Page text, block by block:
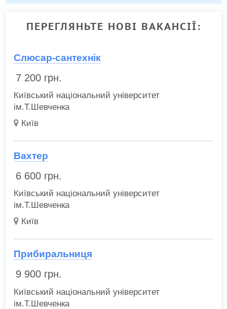
ПЕРЕГЛЯНЬТЕ НОВІ ВАКАНСІЇ:
Слюсар-сантехнік
7 200 грн.
Київський національний університет
ім.Т.Шевченка
Київ
Вахтер
6 600 грн.
Київський національний університет
ім.Т.Шевченка
Київ
Прибиральниця
9 900 грн.
Київський національний університет
ім.Т.Шевченка